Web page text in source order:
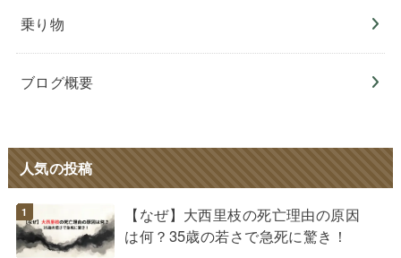
乗り物
ブログ概要
人気の投稿
【なぜ】大西里枝の死亡理由の原因
は何？35歳の若さで急死に驚き！